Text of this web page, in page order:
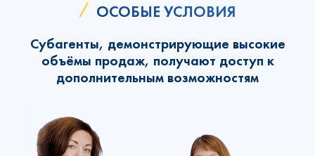
ОСОБЫЕ УСЛОВИЯ
Субагенты, демонстрирующие высокие
объёмы продаж, получают доступ к
дополнительным возможностям